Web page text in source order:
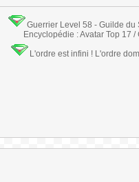
Guerrier Level 58 - Guilde
Encyclopédie : Avatar Top 17 /
L'ordre est infini ! L'ordre